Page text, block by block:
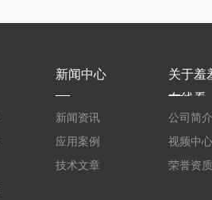
新闻中心
新闻资讯
应用案例
技术文章
关于羞
在线看
公司简介
视频中心
荣誉资质